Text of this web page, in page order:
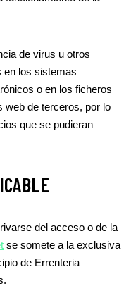
de virus u otros
en los sistemas
o en los ficheros
web de terceros, por lo
que se pudieran
del acceso o de la
se somete a la exclusiva
de Errenteria –